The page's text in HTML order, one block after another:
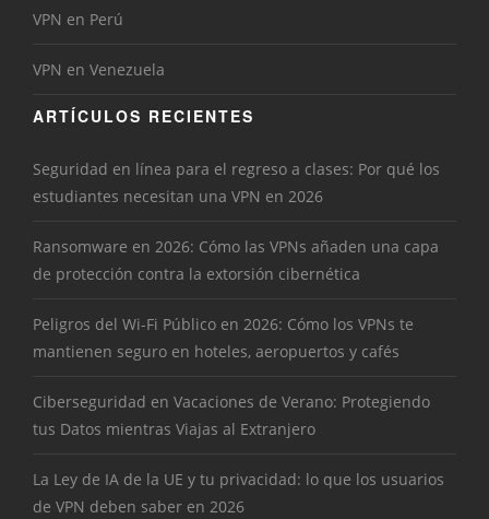
VPN en Perú
VPN en Venezuela
ARTÍCULOS RECIENTES
Seguridad en línea para el regreso a clases: Por qué los
estudiantes necesitan una VPN en 2026
Ransomware en 2026: Cómo las VPNs añaden una capa
de protección contra la extorsión cibernética
Peligros del Wi-Fi Público en 2026: Cómo los VPNs te
mantienen seguro en hoteles, aeropuertos y cafés
Ciberseguridad en Vacaciones de Verano: Protegiendo
tus Datos mientras Viajas al Extranjero
La Ley de IA de la UE y tu privacidad: lo que los usuarios
de VPN deben saber en 2026